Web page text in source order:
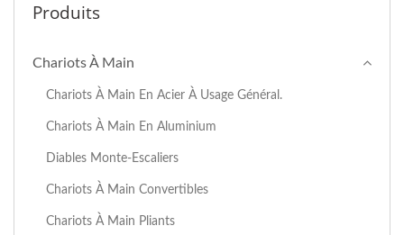
Produits
Chariots À Main
Chariots À Main En Acier À Usage Général.
Chariots À Main En Aluminium
Diables Monte-Escaliers
Chariots À Main Convertibles
Chariots À Main Pliants